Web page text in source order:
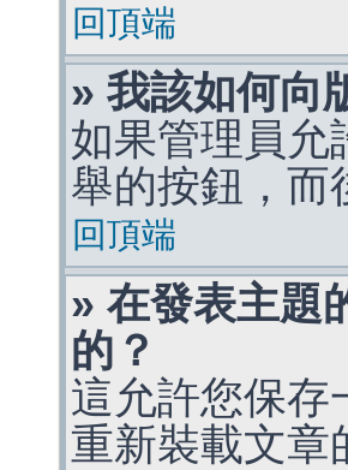
回頂端
» 我該如何向
如果管理員允
舉的按鈕，而
回頂端
» 在發表主題
的？
這允許您保存
重新裝載文章